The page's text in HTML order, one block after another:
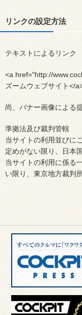
リンクの設定方法
テキストによるリンク
<a href="http://
ズームウェブサイト</
尚、バナー画像による
準拠法及び裁判管轄
当サイトの利用並びに
定めがない限り、日本
当サイトの利用に係る
い限り、東京地方裁判